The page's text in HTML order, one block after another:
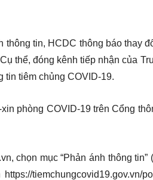
thông tin, HCDC thông báo thay
thể, đóng kênh tiếp nhận của
tin tiêm chủng COVID-19.
phòng COVID-19 trên Cổng
chọn mục “Phản ánh thông tin”
tiemchungcovid19.gov.vn/